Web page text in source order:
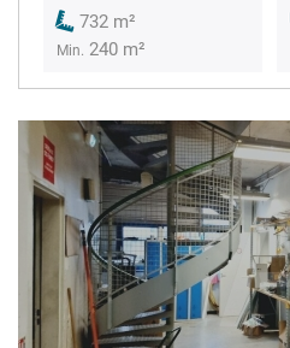
732 m²
Min. 240 m²